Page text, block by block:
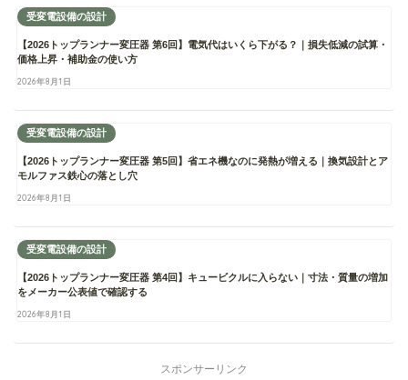
受変電設備の設計
【2026トップランナー変圧器 第6回】電気代はいくら下がる？｜損失低減の試算・
価格上昇・補助金の使い方
2026年8月1日
受変電設備の設計
【2026トップランナー変圧器 第5回】省エネ機なのに発熱が増える｜換気設計とア
モルファス鉄心の落とし穴
2026年8月1日
受変電設備の設計
【2026トップランナー変圧器 第4回】キュービクルに入らない｜寸法・質量の増加
をメーカー公表値で確認する
2026年8月1日
スポンサーリンク